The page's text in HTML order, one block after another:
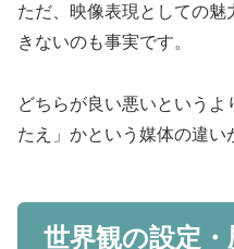
ただ、映像表現としての
きないのも事実です。
どちらが良い悪いという
たえ」かという媒体の違い
世界観の設定